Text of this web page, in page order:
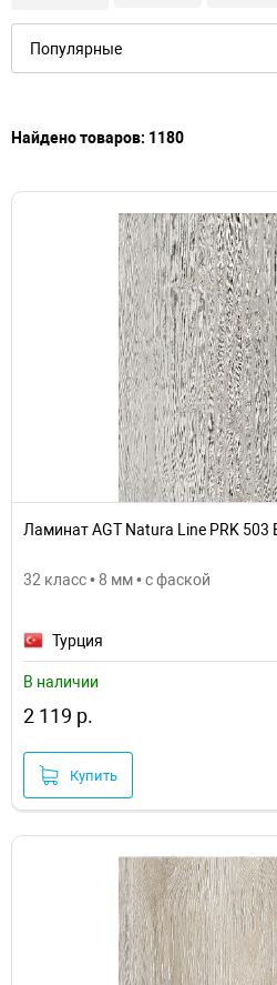
Найдено товаров: 1180
Ламинат AGT Natura Line PRK 503
32 класс • 8 мм • с фаской
Турция
В наличии
2 119 р.
Купить